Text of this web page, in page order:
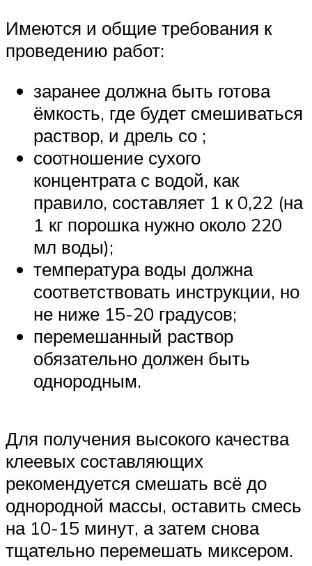
Имеются и общие требования к
проведению работ:
заранее должна быть готова
ёмкость, где будет смешиваться
раствор, и дрель со ;
соотношение сухого
концентрата с водой, как
правило, составляет 1 к 0,22 (на
1 кг порошка нужно около 220
мл воды);
температура воды должна
соответствовать инструкции, но
не ниже 15-20 градусов;
перемешанный раствор
обязательно должен быть
однородным.
Для получения высокого качества
клеевых составляющих
рекомендуется смешать всё до
однородной массы, оставить смесь
на 10-15 минут, а затем снова
тщательно перемешать миксером.